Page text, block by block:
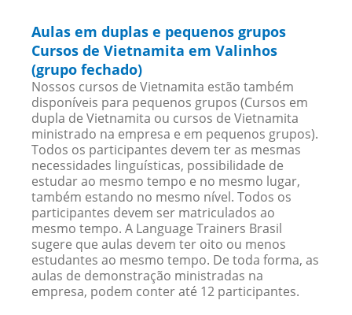
Aulas em duplas e pequenos grupos
Cursos de Vietnamita em Valinhos
(grupo fechado)
Nossos cursos de Vietnamita estão também
disponíveis para pequenos grupos (Cursos em
dupla de Vietnamita ou cursos de Vietnamita
ministrado na empresa e em pequenos grupos).
Todos os participantes devem ter as mesmas
necessidades linguísticas, possibilidade de
estudar ao mesmo tempo e no mesmo lugar,
também estando no mesmo nível. Todos os
participantes devem ser matriculados ao
mesmo tempo. A Language Trainers Brasil
sugere que aulas devem ter oito ou menos
estudantes ao mesmo tempo. De toda forma, as
aulas de demonstração ministradas na
empresa, podem conter até 12 participantes.